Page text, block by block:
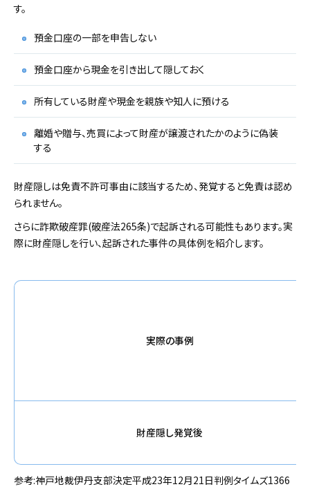
す。
預金口座の一部を申告しない
預金口座から現金を引き出して隠しておく
所有している財産や現金を親族や知人に預ける
離婚や贈与、売買によって財産が譲渡されたかのように偽装
する
財産隠しは免責不許可事由に該当するため、発覚すると免責は認め
られません。
さらに詐欺破産罪(破産法265条)で起訴される可能性もあります。実
際に財産隠しを行い、起訴された事件の具体例を紹介します。
実際の事例
財産隠し発覚後
参考:神戸地裁伊丹支部決定平成23年12月21日判例タイムズ1366